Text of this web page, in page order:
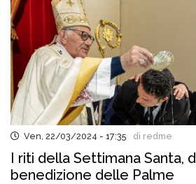
Ven, 22/03/2024 - 17:35 di redme
I riti della Settimana Santa,
benedizione delle Palme